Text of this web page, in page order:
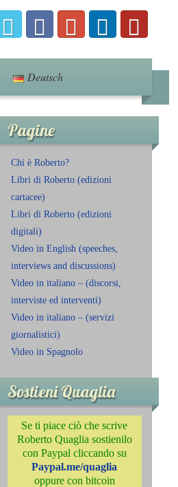
Deutsch
Pagine
Chi è Roberto?
Libri di Roberto (edizioni
cartacee)
Libri di Roberto (edizioni
digitali)
Video in English (speeches,
interviews and discussions)
Video in italiano – (discorsi,
interviste ed interventi)
Video in italiano – (servizi
giornalistici)
Video in Spagnolo
Sostieni Quaglia
Se ti piace ciò che scrive
Roberto Quaglia sostienilo
con Paypal cliccando su
Paypal.me/quaglia
oppure con bitcoin